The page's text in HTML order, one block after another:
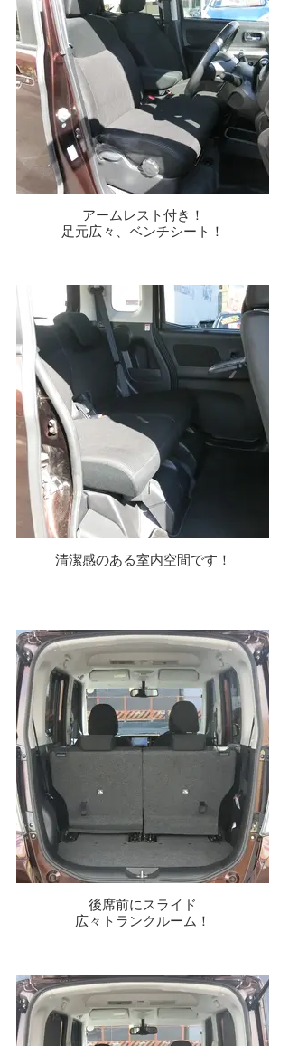
アームレスト付き！
足元広々、ベンチシート！
清潔感のある室内空間です！
後席前にスライド
広々トランクルーム！